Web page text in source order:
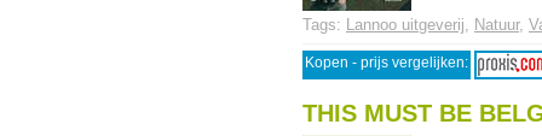
Tags: Lannoo uitgeverij, Natuur,
Kopen - prijs vergelijken:
THIS MUST BE